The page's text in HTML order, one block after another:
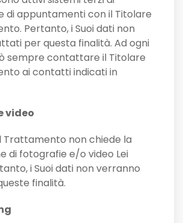
di appuntamenti con il Titolare
Pertanto, i Suoi dati non
per questa finalità. Ad ogni
sempre contattare il Titolare
ai contatti indicati in
video
Trattamento non chiede la
di fotografie e/o video Lei
i Suoi dati non verranno
finalità.